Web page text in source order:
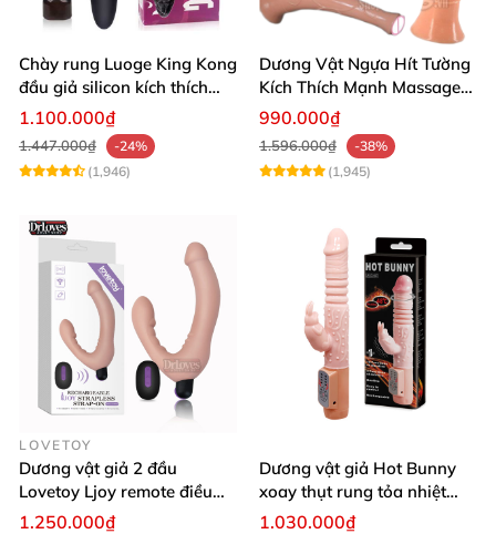
Chày rung Luoge King Kong
đầu giả silicon kích thích
sâu giải tỏa sinh lý
1.100.000₫
1.447.000₫
-24%
(1,946)
Dương Vật Ngựa Hít Tường
Kích Thích Mạnh Massage
Hậu Môn Đồ Chơi Gay
990.000₫
1.596.000₫
-38%
(1,945)
LOVETOY
Dương vật giả 2 đầu
Lovetoy Ljoy remote điều
khiển pin sạc
1.250.000₫
Dương vật giả Hot Bunny
xoay thụt rung tỏa nhiệt
massage điểm G
1.030.000₫